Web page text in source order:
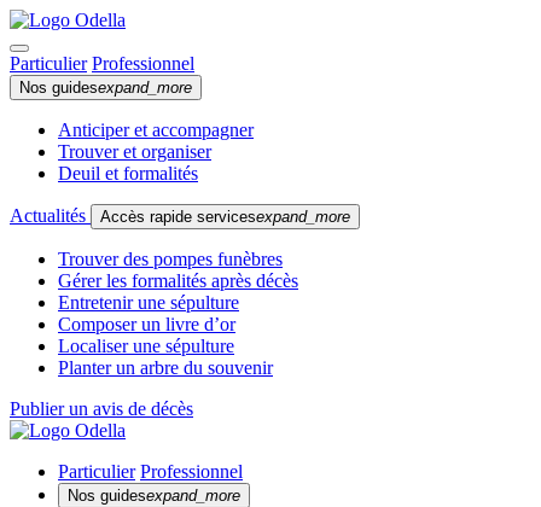
Particulier Professionnel
Nos guidesexpand_more
Anticiper et accompagner
Trouver et organiser
Deuil et formalités
Actualités Accès rapide servicesexpand_more
Trouver des pompes funèbres
Gérer les formalités après décès
Entretenir une sépulture
Composer un livre d’or
Localiser une sépulture
Planter un arbre du souvenir
Publier un avis de décès
Particulier Professionnel
Nos guidesexpand_more